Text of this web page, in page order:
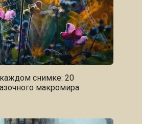
снимке: 20
макромира